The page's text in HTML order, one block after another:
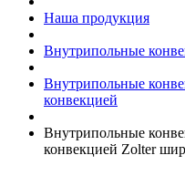
Наша продукция
Внутрипольные
Внутрипольные
конвекцией
Внутрипольные
конвекцией Zolter